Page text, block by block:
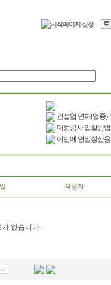
건설업 면허(업종)
대형공사 입찰방
이번에 연말정산
작성자
가 없습니다.